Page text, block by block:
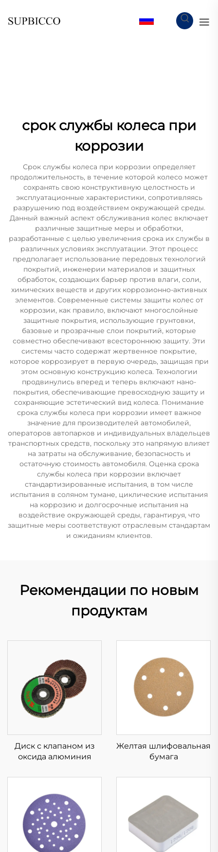
срок службы колеса при
коррозии
Срок службы колеса при коррозии определяет
продолжительность, в течение которой колесо может
сохранять свою конструктивную целостность и
эксплуатационные характеристики, сопротивляясь
разрушению под воздействием окружающей среды.
Данный важный аспект обслуживания колес включает
различные защитные меры и обработки,
разработанные с целью увеличения срока их службы в
различных условиях эксплуатации. Этот процесс
предполагает использование передовых технологий
покрытий, инженерии материалов и защитных
обработок, создающих барьер против влаги, соли,
химических веществ и других коррозионно-активных
элементов. Современные системы защиты колес от
коррозии, как правило, включают многослойные
защитные покрытия, использующие грунтовки,
базовые и прозрачные слои покрытий, которые
совместно обеспечивают всестороннюю защиту. Эти
системы часто содержат жертвенное покрытие,
которое коррозирует в первую очередь, защищая при
этом основную конструкцию колеса. Технологии
продвинулись вперед и теперь включают нано-
покрытия, обеспечивающие превосходную защиту и
сохраняющие эстетический вид колеса. Понимание
срока службы колеса при коррозии имеет важное
значение для производителей автомобилей,
операторов автопарков и индивидуальных владельцев
транспортных средств, поскольку это напрямую влияет
на затраты на обслуживание, безопасность и
остаточную стоимость автомобиля. Оценка срока
службы колеса при коррозии включает
стандартизированные испытания, в том числе
испытания в соляном тумане, циклические испытания
на коррозию и долгосрочные испытания на
воздействие окружающей среды, гарантируя, что
защитные меры соответствуют отраслевым стандартам
и ожиданиям клиентов.
Рекомендации по новым
продуктам
Диск с клапаном из
оксида алюминия
Желтая шлифовальная
бумага